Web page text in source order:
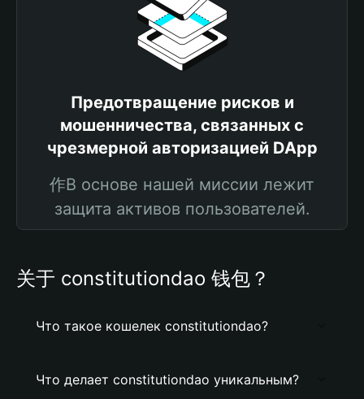
Предотвращение рисков и
мошенничества, связанных с
чрезмерной авторизацией DApp
作В основе нашей миссии лежит
защита активов пользователей.
关于 constitutiondao 钱包？
Что такое кошелек constitutiondao?
Что делает constitutiondao уникальным?